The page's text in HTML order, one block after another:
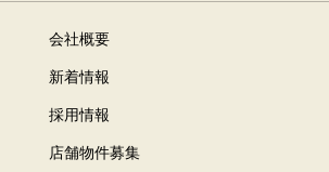
会社概要
新着情報
採用情報
店舗物件募集